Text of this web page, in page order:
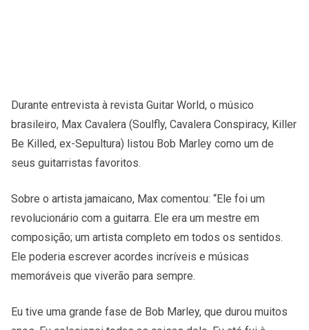
Durante entrevista à revista Guitar World, o músico
brasileiro, Max Cavalera (Soulfly, Cavalera Conspiracy, Killer
Be Killed, ex-Sepultura) listou Bob Marley como um de
seus guitarristas favoritos.
Sobre o artista jamaicano, Max comentou: “Ele foi um
revolucionário com a guitarra. Ele era um mestre em
composição; um artista completo em todos os sentidos.
Ele poderia escrever acordes incríveis e músicas
memoráveis que viverão para sempre.
Eu tive uma grande fase de Bob Marley, que durou muitos